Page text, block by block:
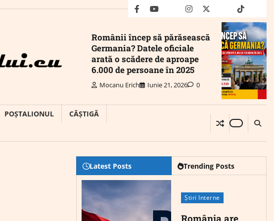
facebookyoutubeMailinstagram
twitter truthtiktok
Românii încep să părăsească
Germania? Datele oficiale
arată o scădere de aproape
6.000 de persoane în 2025
Mocanu Erich Iunie 21, 2026 0
POȘTALIONUL
CÂȘTIGĂ
Latest Posts Trending Posts
Știri Interne
România are